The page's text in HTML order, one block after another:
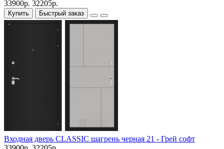
33900р. 32205р.
Купить Быстрый заказ
Входная дверь CLASSIC шагрень черная 21 - Грей софт